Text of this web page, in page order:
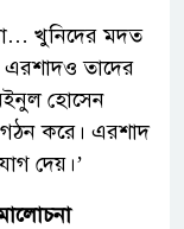
খুনিদের মদত
এরশাদও তাদের
হোসেন
গঠন করে। এরশাদ
দেয়।’